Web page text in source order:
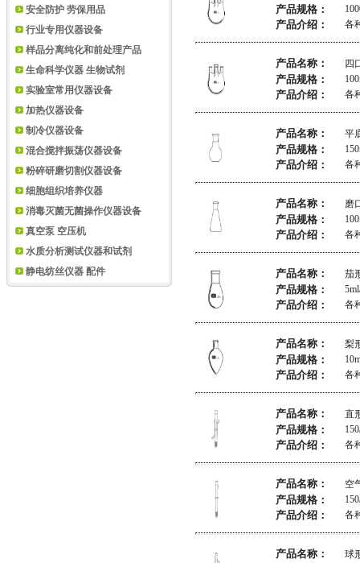
安全防护 劳保用品
行业专用仪器设备
样品分离纯化和前处理产品
生命科学仪器 生物试剂
实验室常用仪器设备
加热仪器设备
制冷仪器设备
混合搅拌振荡仪器设备
粉碎研磨切割仪器设备
细胞组织培养仪器
消毒灭菌无菌操作仪器设备
真空泵 空压机
水质分析测试仪器和试剂
静电纺丝仪器 配件
产品规格：
产品介绍： 各
产品名称： 四
产品规格：
产品介绍： 各
产品名称： 平
产品规格：
产品介绍： 各
产品名称： 磨
产品规格：
产品介绍： 各
产品名称： 茄
产品规格：
产品介绍： 各
产品名称： 梨
产品规格：
产品介绍： 各
产品名称： 直
产品规格：
产品介绍： 各
产品名称： 空
产品规格：
产品介绍： 各
产品名称： 球